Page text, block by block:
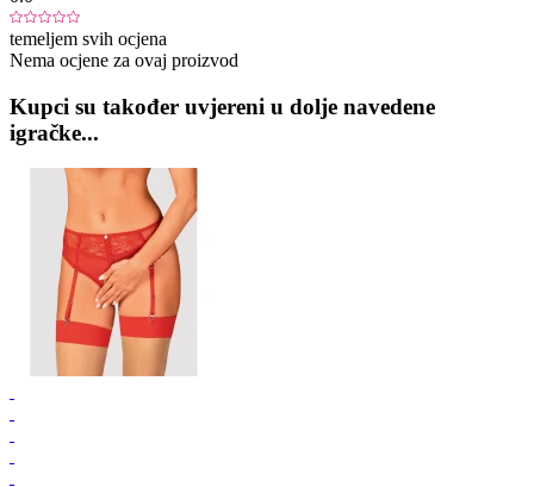
temeljem svih ocjena
Nema ocjene za ovaj proizvod
Kupci su također uvjereni u dolje navedene
igračke...